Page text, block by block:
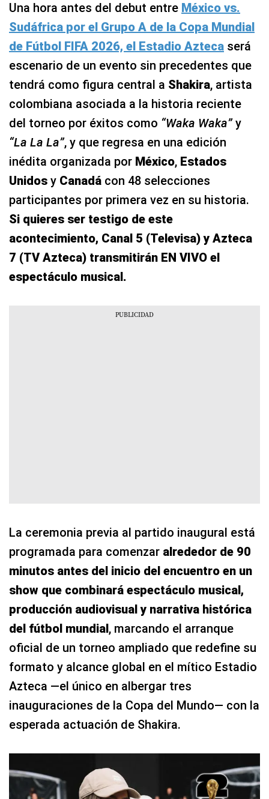
Una hora antes del debut entre México vs.
Sudáfrica por el Grupo A de la Copa Mundial
de Fútbol FIFA 2026, el Estadio Azteca será
escenario de un evento sin precedentes que
tendrá como figura central a Shakira, artista
colombiana asociada a la historia reciente
del torneo por éxitos como “Waka Waka”y
“La La La”, y que regresa en una edición
inédita organizada por México, Estados
Unidos y Canadá con 48 selecciones
participantes por primera vez en su historia.
Si quieres ser testigo de este
acontecimiento, Canal 5 (Televisa) y Azteca
7 (TV Azteca) transmitirán EN VIVO el
espectáculo musical.
La ceremonia previa al partido inaugural está
programada para comenzar alrededor de 90
minutos antes del inicio del encuentro en un
show que combinará espectáculo musical,
producción audiovisual y narrativa histórica
del fútbol mundial, marcando el arranque
oficial de un torneo ampliado que redefine su
formato y alcance global en el mítico Estadio
Azteca —el único en albergar tres
inauguraciones de la Copa del Mundo— con la
esperada actuación de Shakira.